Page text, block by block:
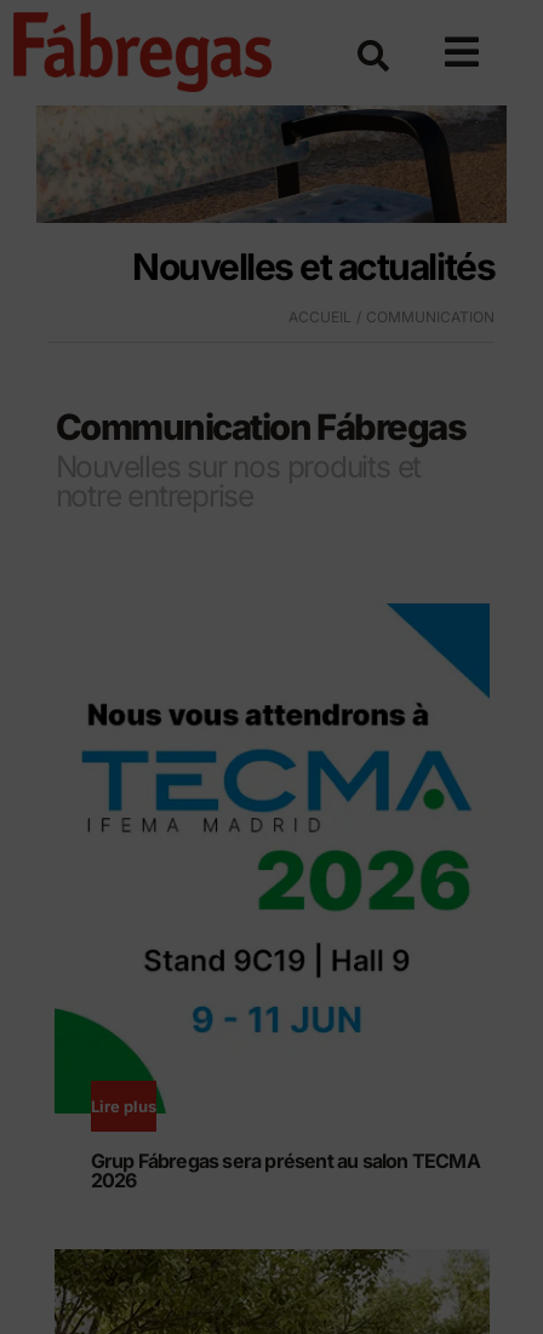
Skip
Nouvelles et actualités
ACCUEIL COMMUNICATION
Communication Fábregas
Lire plus
Grup Fábregas sera présent au salon TECMA
2026